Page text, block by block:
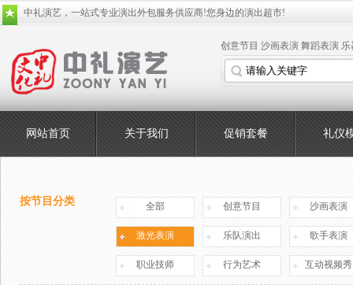
中礼演艺，一站式专业演出外包服务供应商!您身边的演出超市!
创意节目 沙画表演 舞蹈表演 乐
网站首页 关于我们 促销套餐 礼仪
按节目分类 全部 创意节目 沙画表演
激光表演 乐队演出 歌手表演
职业技师 行为艺术 互动视频秀